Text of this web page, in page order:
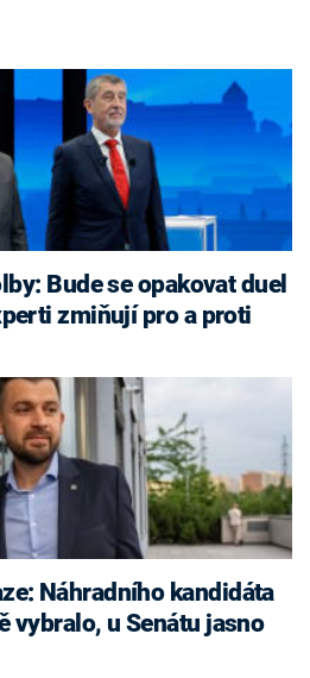
zmiňují pro a proti
Náhradního kandidáta
vybralo, u Senátu jasno